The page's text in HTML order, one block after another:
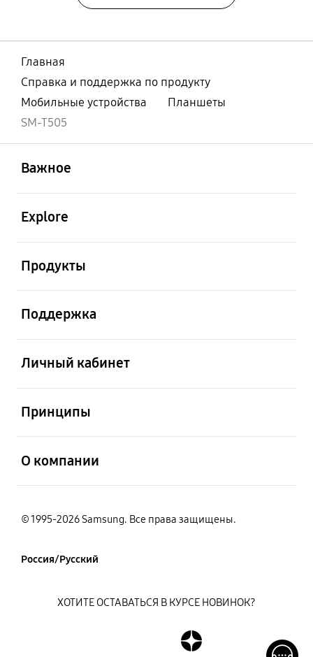
Главная
Справка и поддержка по продукту
Мобильные устройства
Планшеты
SM-T505
Важное
Explore
Продукты
Поддержка
Личный кабинет
Принципы
О компании
© 1995-2026 Samsung. Все права защищены.
Россия/Русский
ХОТИТЕ ОСТАВАТЬСЯ В КУРСЕ НОВИНОК?